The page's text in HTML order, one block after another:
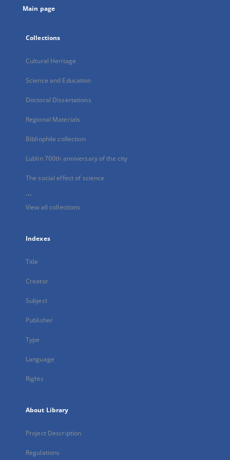
Main page
Collections
Cultural Heritage
Science and Education
Doctoral Dissertations
Regional Materials
Bibliophile collection
Lublin 700th anniversary of the city
The social effect of science
...
View all collections
Indexes
Title
Creator
Subject
Publisher
Type
Language
Rights
About Library
Project Description
Regulations